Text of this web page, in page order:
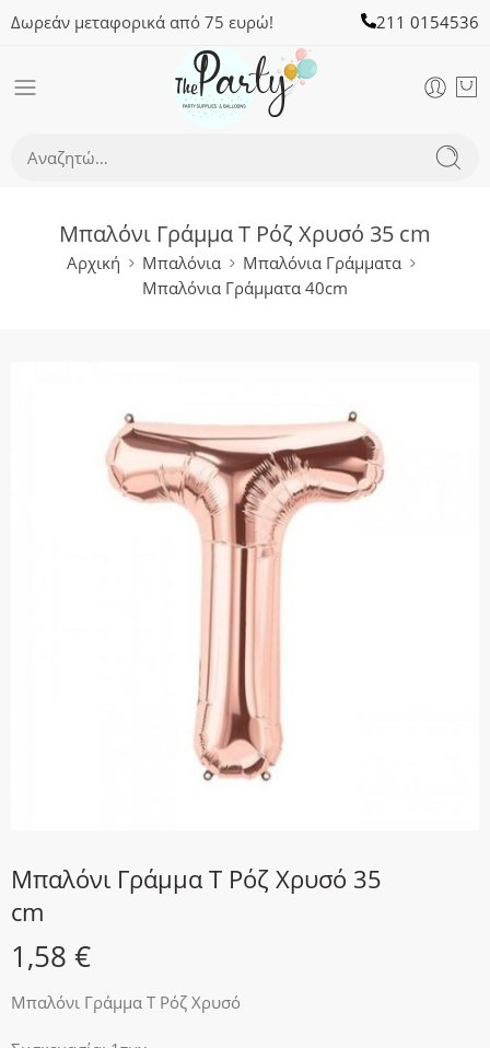
Δωρεάν μεταφορικά από 75 ευρώ! 211 0154536
Μπαλόνι Γράμμα T Ρόζ Χρυσό 35 cm
Αρχική Μπαλόνια
Μπαλόνια Γράμματα
Μπαλόνια Γράμματα 40cm
Μπαλόνι Γράμμα T Ρόζ Χρυσό 35
cm
1,58 €
Μπαλόνι Γράμμα T Ρόζ Χρυσό